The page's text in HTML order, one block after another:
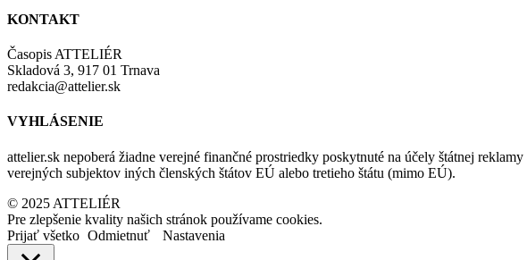
KONTAKT
Časopis ATTELIÉR
Skladová 3, 917 01 Trnava
redakcia@attelier.sk
VYHLÁSENIE
attelier.sk nepoberá žiadne verejné finančné prostriedky poskytnuté na účely štátnej
verejných subjektov iných členských štátov EÚ alebo tretieho štátu (mimo EÚ).
© 2025 ATTELIÉR
Pre zlepšenie kvality našich stránok používame cookies.
Prijať všetko Odmietnuť Nastavenia